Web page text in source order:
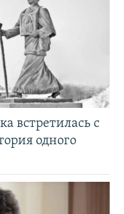
встретилась с
одного